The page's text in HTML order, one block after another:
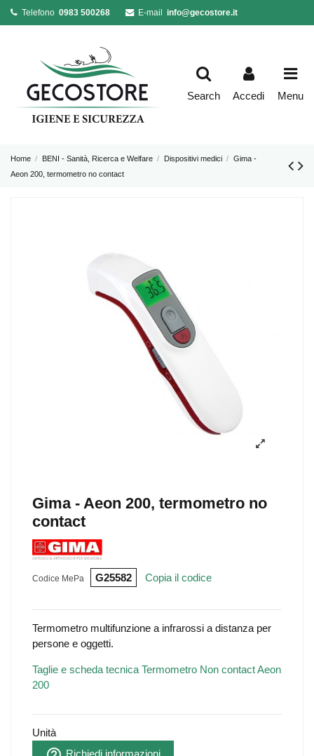
Telefono0983 500268 E-mail info@gecostore.it
Search Accedi Menu
Home BENI - Sanità, Ricerca e Welfare Dispositivi medici
Gima -
Aeon 200, termometro no contact
Gima - Aeon 200, termometro no
contact
Codice MePa G25582 Copia il codice
Termometro multifunzione a infrarossi a distanza per
persone e oggetti.
Taglie e scheda tecnica Termometro Non contact Aeon
200
Unità
Richiedi informazioni